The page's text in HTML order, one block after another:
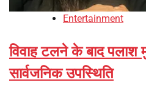
Entertainment
विवाह टलने के बाद पलाश
सार्वजनिक उपस्थिति